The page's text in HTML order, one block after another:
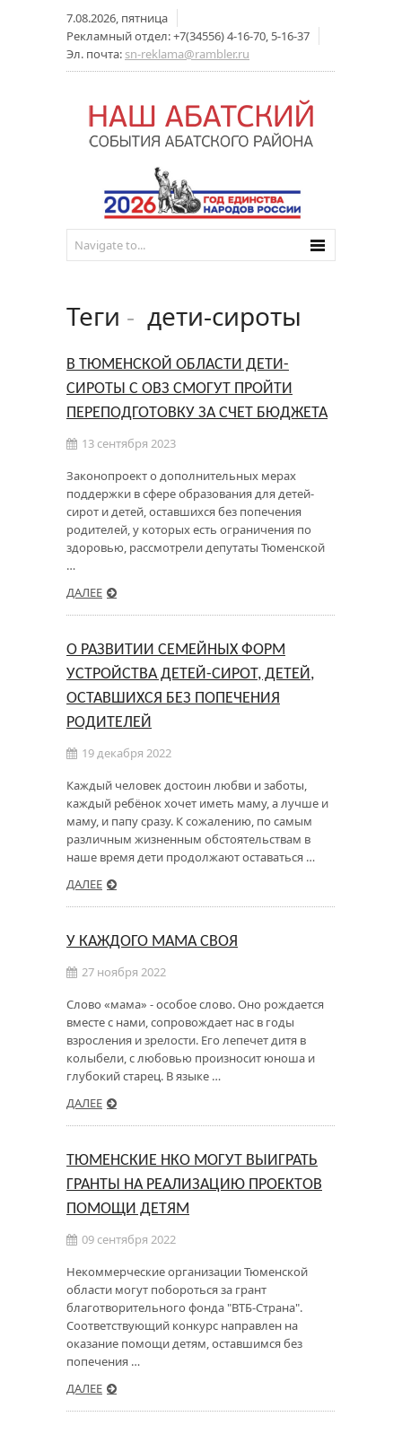
7.08.2026, пятница
Рекламный отдел: +7(34556) 4-16-70, 5-16-37
Эл. почта: sn-reklama@rambler.ru
Теги - дети-сироты
В ТЮМЕНСКОЙ ОБЛАСТИ ДЕТИ-
СИРОТЫ С ОВЗ СМОГУТ ПРОЙТИ
ПЕРЕПОДГОТОВКУ ЗА СЧЕТ БЮДЖЕТА
13 сентября 2023
Законопроект о дополнительных мерах
поддержки в сфере образования для детей-
сирот и детей, оставшихся без попечения
родителей, у которых есть ограничения по
здоровью, рассмотрели депутаты Тюменской
…
ДАЛЕЕ
О РАЗВИТИИ СЕМЕЙНЫХ ФОРМ
УСТРОЙСТВА ДЕТЕЙ-СИРОТ, ДЕТЕЙ,
ОСТАВШИХСЯ БЕЗ ПОПЕЧЕНИЯ
РОДИТЕЛЕЙ
19 декабря 2022
Каждый человек достоин любви и заботы,
каждый ребёнок хочет иметь маму, а лучше и
маму, и папу сразу. К сожалению, по самым
различным жизненным обстоятельствам в
наше время дети продолжают оставаться …
ДАЛЕЕ
У КАЖДОГО МАМА СВОЯ
27 ноября 2022
Слово «мама» - особое слово. Оно рождается
вместе с нами, сопровождает нас в годы
взросления и зрелости. Его лепечет дитя в
колыбели, с любовью произносит юноша и
глубокий старец. В языке …
ДАЛЕЕ
ТЮМЕНСКИЕ НКО МОГУТ ВЫИГРАТЬ
ГРАНТЫ НА РЕАЛИЗАЦИЮ ПРОЕКТОВ
ПОМОЩИ ДЕТЯМ
09 сентября 2022
Некоммерческие организации Тюменской
области могут побороться за грант
благотворительного фонда "ВТБ-Страна".
Соответствующий конкурс направлен на
оказание помощи детям, оставшимся без
попечения …
ДАЛЕЕ